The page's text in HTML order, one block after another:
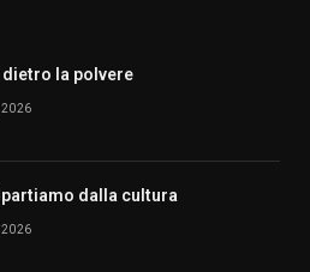
dietro la polvere
2026
dalla cultura
2026